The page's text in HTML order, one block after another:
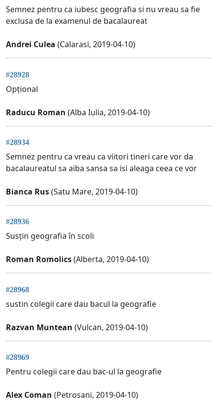
Semnez pentru ca iubesc geografia si nu vreau sa fie
exclusa de la examenul de bacalaureat
Andrei Culea (Calarasi, 2019-04-10)
#28928
Opțional
Raducu Roman (Alba Iulia, 2019-04-10)
#28934
Semnez pentru ca vreau ca viitori tineri care vor da
bacalaureatul sa aiba sansa sa isi aleaga ceea ce vor
Bianca Rus(Satu Mare, 2019-04-10)
#28936
Susțin geografia în scoli
Roman Romolics(Alberta, 2019-04-10)
#28968
sustin colegii care dau bacul la geografie
Razvan Muntean (Vulcan, 2019-04-10)
#28969
Pentru colegii care dau bac-ul la geografie
Alex Coman (Petrosani, 2019-04-10)